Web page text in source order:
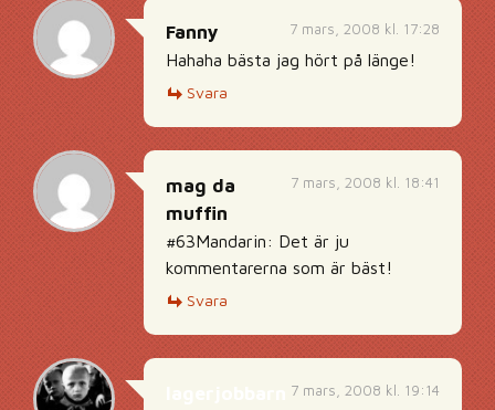
7 mars, 2008 kl. 17:28
Fanny
Hahaha bästa jag hört på länge!
Svara
7 mars, 2008 kl. 18:41
mag da
muffin
#63Mandarin: Det är ju
kommentarerna som är bäst!
Svara
7 mars, 2008 kl. 19:14